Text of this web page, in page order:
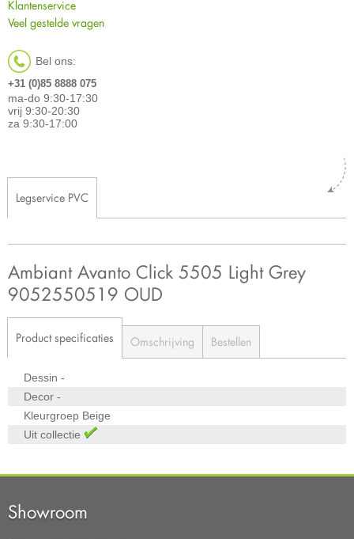
Klantenservice
Veel gestelde vragen
Bel ons:
+31 (0)85 8888 075
ma-do 9:30-17:30
vrij 9:30-20:30
za 9:30-17:00
Legservice PVC
Ambiant Avanto Click 5505 Light Grey
9052550519 OUD
Product specificaties Omschrijving Bestellen
Dessin -
Decor -
Kleurgroep Beige
Uit collectie
Showroom